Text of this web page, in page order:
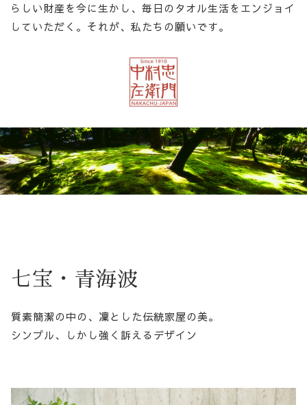
らしい財産を今に生かし、毎日のタオル生活をエンジョイ
していただく。それが、私たちの願いです。
七宝・青海波
質素簡潔の中の、凜とした伝統家屋の美。
シンプル、しかし強く訴えるデザイン